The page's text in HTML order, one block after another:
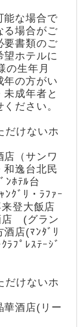
能な場合で
る場合がご
要書類のご
望ホテルに
の生年月
年の方がい
未成年者と
ださい。
だけないホ
店（サンワ
和逸台北民
ﾝﾎﾃﾙ台
ﾝｸﾞﾘ・ﾗﾌｧｰ
登大飯店
店 (グラン
酒店(ﾏﾝﾀﾞﾘ
ﾗﾌﾟﾚｽﾃｰｼﾞ
だけないホ
華酒店(リー